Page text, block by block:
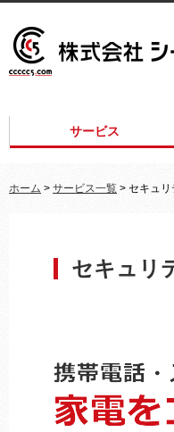
サービス
ホーム > サービス一覧 > セキュ
セキュリ